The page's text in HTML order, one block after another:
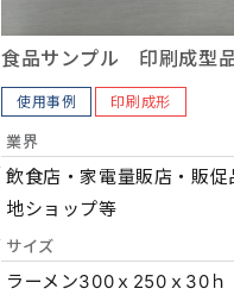
食品サンプル 印刷成型
使用事例 印刷成形
業界
飲食店・家電量販店・販
地ショップ等
サイズ
ラーメン300ｘ250ｘ30ｈ